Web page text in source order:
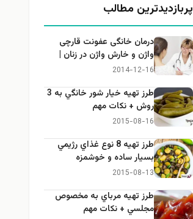
پربازدیدترین مطالب
درمان خانگی عفونت قارچی
واژن و خارش واژن در زنان |
راهنمای کامل، ایمن و کاربردی
2014-12-16
طرز تهيه خیار شور خانگي به 3
روش + نكات مهم
2015-08-16
طرز تهيه 8 نوع غذاي رژيمي
بسيار ساده و خوشمزه
2015-08-13
طرز تهيه مرباي به مخصوص
مجلسي + نكات مهم